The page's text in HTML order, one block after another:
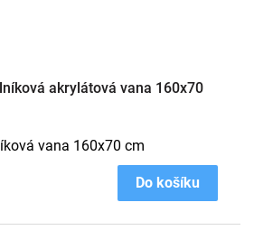
akrylátová vana 160x70
Do košíku
vana 160x70 cm